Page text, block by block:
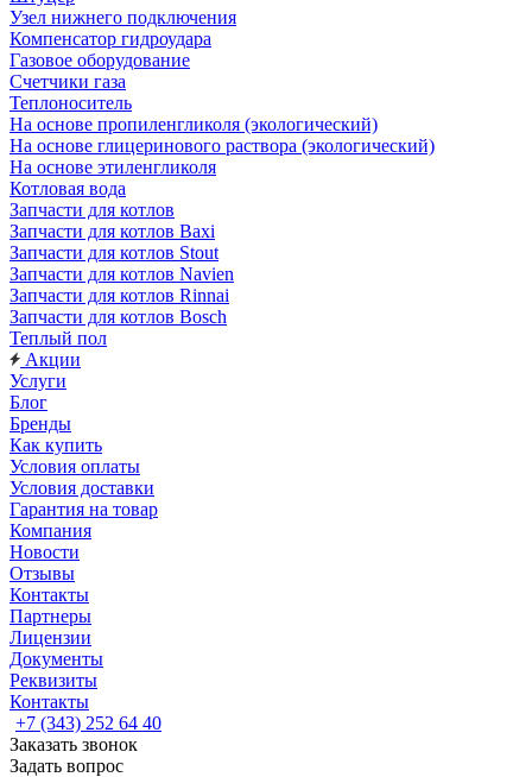
Узел нижнего подключения
Компенсатор гидроудара
Газовое оборудование
Счетчики газа
Теплоноситель
На основе пропиленгликоля (экологический)
На основе глицеринового раствора (экологический)
На основе этиленгликоля
Котловая вода
Запчасти для котлов
Запчасти для котлов Baxi
Запчасти для котлов Stout
Запчасти для котлов Navien
Запчасти для котлов Rinnai
Запчасти для котлов Bosch
Теплый пол
Акции
Услуги
Блог
Бренды
Как купить
Условия оплаты
Условия доставки
Гарантия на товар
Компания
Новости
Отзывы
Контакты
Партнеры
Лицензии
Документы
Реквизиты
Контакты
+7 (343) 252 64 40
Заказать звонок
Задать вопрос